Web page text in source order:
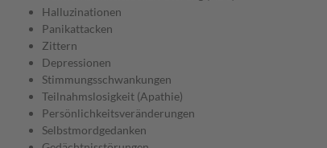
Halluzinationen
Panikattacken
Zittern
Depressionen
Stimmungsschwankungen
Teilnahmslosigkeit (Apathie)
Persönlichkeitsveränderungen
Selbstmordgedanken